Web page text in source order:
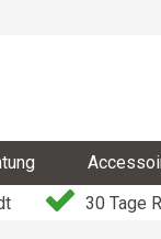
30 Tage